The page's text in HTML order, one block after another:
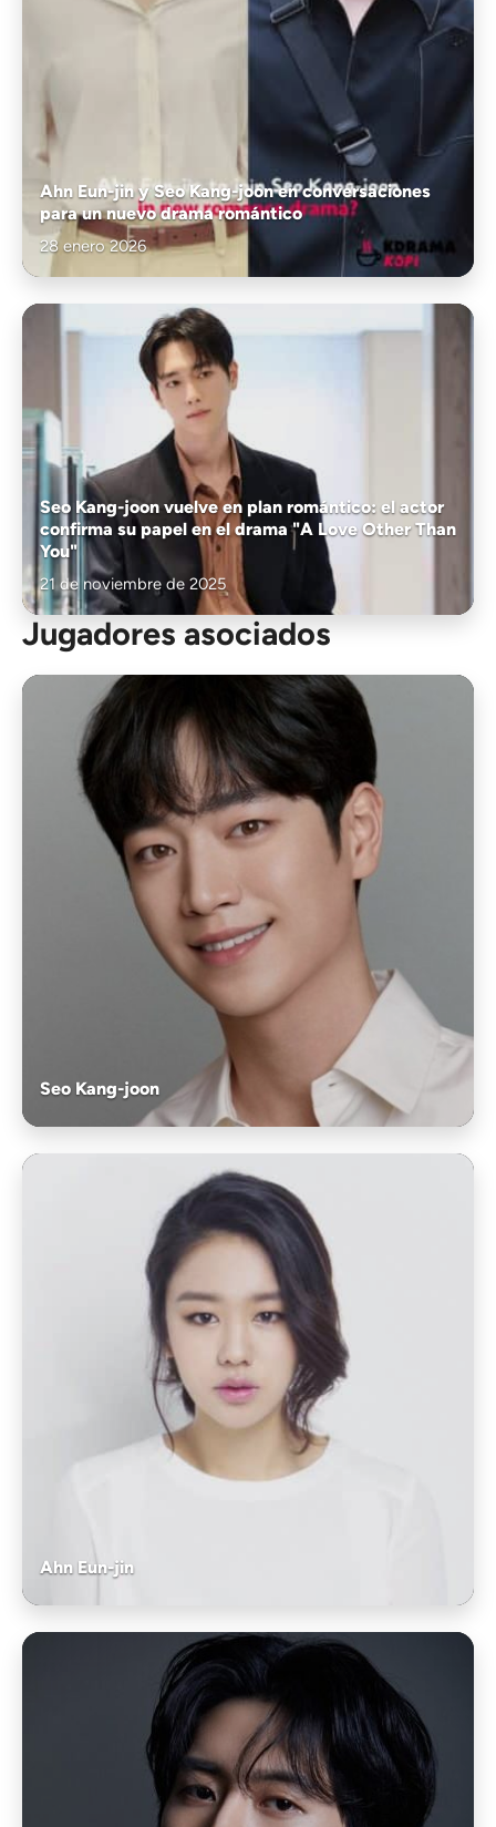
Ahn Eun-jin y Seo Kang-joon en conversaciones
para un nuevo drama romántico
28 enero 2026
Seo Kang-joon vuelve en plan romántico: el actor
confirma su papel en el drama "A Love Other Than
You"
21 de noviembre de 2025
Jugadores asociados
Seo Kang-joon
Ahn Eun-jin